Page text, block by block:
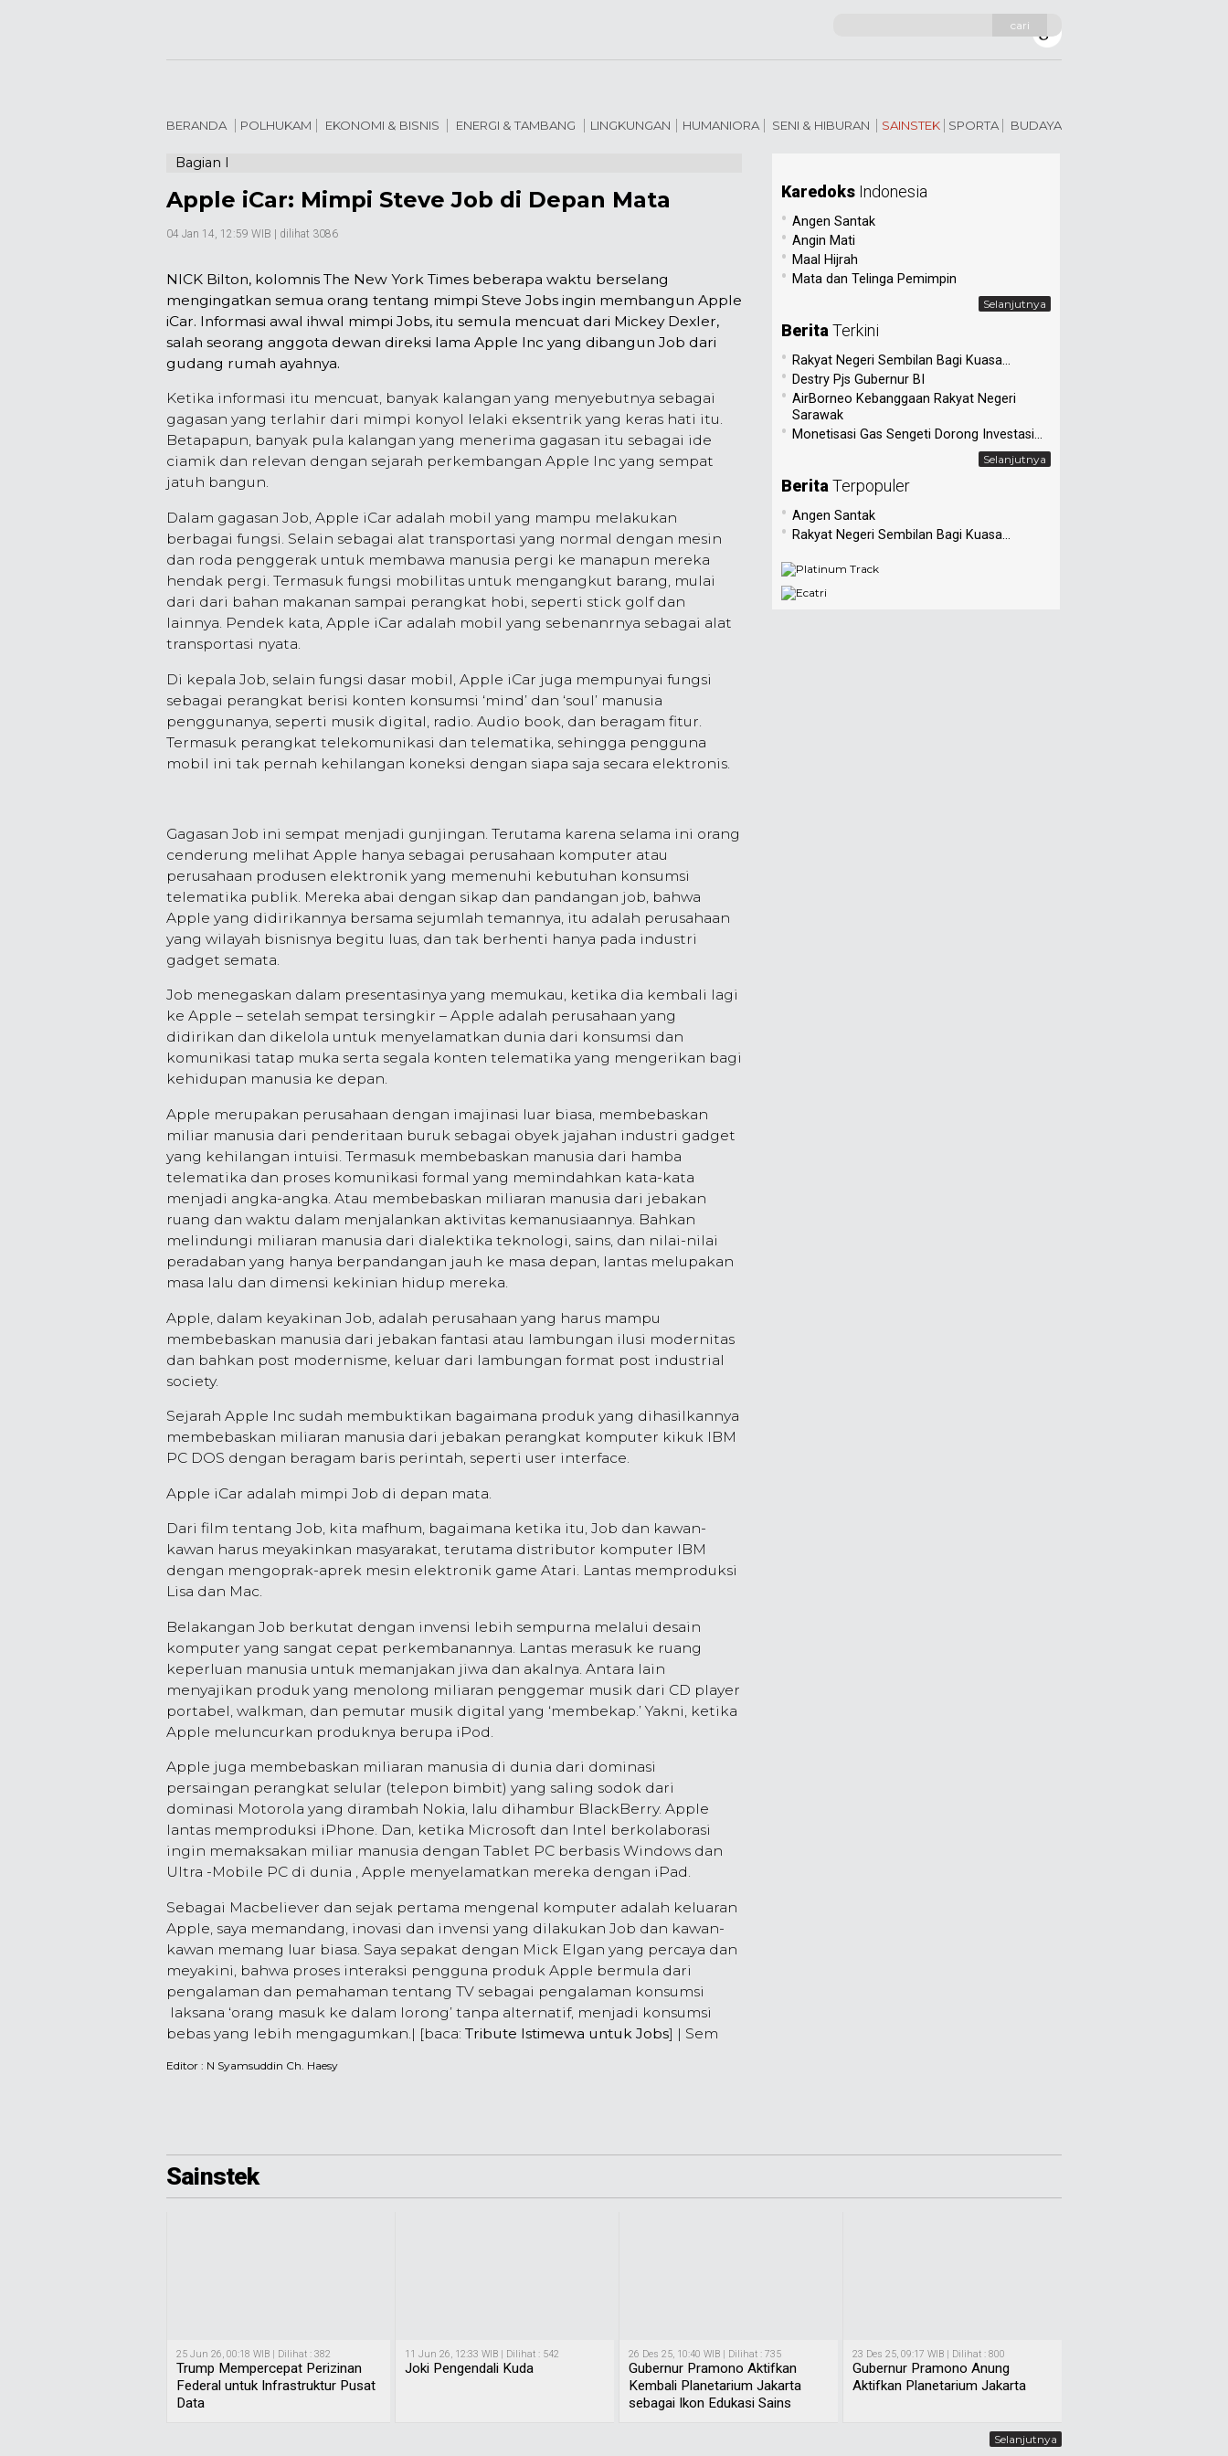
cari
BERANDA POLHUKAM EKONOMI & BISNIS ENERGI & TAMBANG LINGKUNGAN HUMANIORA SENI & HIBURAN SAINSTEK SPORTA BUDAYA
Bagian I
Apple iCar: Mimpi Steve Job di Depan Mata
04 Jan 14, 12:59 WIB | dilihat 3086
NICK Bilton, kolomnis The New York Times beberapa waktu berselang
mengingatkan semua orang tentang mimpi Steve Jobs ingin membangun Apple
iCar. Informasi awal ihwal mimpi Jobs, itu semula mencuat dari Mickey Dexler,
salah seorang anggota dewan direksi lama Apple Inc yang dibangun Job dari
gudang rumah ayahnya.
Ketika informasi itu mencuat, banyak kalangan yang menyebutnya sebagai
gagasan yang terlahir dari mimpi konyol lelaki eksentrik yang keras hati itu.
Betapapun, banyak pula kalangan yang menerima gagasan itu sebagai ide
ciamik dan relevan dengan sejarah perkembangan Apple Inc yang sempat
jatuh bangun.
Dalam gagasan Job, Apple iCar adalah mobil yang mampu melakukan
berbagai fungsi. Selain sebagai alat transportasi yang normal dengan mesin
dan roda penggerak untuk membawa manusia pergi ke manapun mereka
hendak pergi. Termasuk fungsi mobilitas untuk mengangkut barang, mulai
dari dari bahan makanan sampai perangkat hobi, seperti stick golf dan
lainnya. Pendek kata, Apple iCar adalah mobil yang sebenanrnya sebagai alat
transportasi nyata.
Di kepala Job, selain fungsi dasar mobil, Apple iCar juga mempunyai fungsi
sebagai perangkat berisi konten konsumsi ‘mind’ dan ‘soul’ manusia
penggunanya, seperti musik digital, radio. Audio book, dan beragam fitur.
Termasuk perangkat telekomunikasi dan telematika, sehingga pengguna
mobil ini tak pernah kehilangan koneksi dengan siapa saja secara elektronis.
Gagasan Job ini sempat menjadi gunjingan. Terutama karena selama ini orang
cenderung melihat Apple hanya sebagai perusahaan komputer atau
perusahaan produsen elektronik yang memenuhi kebutuhan konsumsi
telematika publik. Mereka abai dengan sikap dan pandangan job, bahwa
Apple yang didirikannya bersama sejumlah temannya, itu adalah perusahaan
yang wilayah bisnisnya begitu luas, dan tak berhenti hanya pada industri
gadget semata.
Job menegaskan dalam presentasinya yang memukau, ketika dia kembali lagi
ke Apple – setelah sempat tersingkir – Apple adalah perusahaan yang
didirikan dan dikelola untuk menyelamatkan dunia dari konsumsi dan
komunikasi tatap muka serta segala konten telematika yang mengerikan bagi
kehidupan manusia ke depan.
Apple merupakan perusahaan dengan imajinasi luar biasa, membebaskan
miliar manusia dari penderitaan buruk sebagai obyek jajahan industri gadget
yang kehilangan intuisi. Termasuk membebaskan manusia dari hamba
telematika dan proses komunikasi formal yang memindahkan kata-kata
menjadi angka-angka. Atau membebaskan miliaran manusia dari jebakan
ruang dan waktu dalam menjalankan aktivitas kemanusiaannya. Bahkan
melindungi miliaran manusia dari dialektika teknologi, sains, dan nilai-nilai
peradaban yang hanya berpandangan jauh ke masa depan, lantas melupakan
masa lalu dan dimensi kekinian hidup mereka.
Apple, dalam keyakinan Job, adalah perusahaan yang harus mampu
membebaskan manusia dari jebakan fantasi atau lambungan ilusi modernitas
dan bahkan post modernisme, keluar dari lambungan format post industrial
society.
Sejarah Apple Inc sudah membuktikan bagaimana produk yang dihasilkannya
membebaskan miliaran manusia dari jebakan perangkat komputer kikuk IBM
PC DOS dengan beragam baris perintah, seperti user interface.
Apple iCar adalah mimpi Job di depan mata.
Dari film tentang Job, kita mafhum, bagaimana ketika itu, Job dan kawan-
kawan harus meyakinkan masyarakat, terutama distributor komputer IBM
dengan mengoprak-aprek mesin elektronik game Atari. Lantas memproduksi
Lisa dan Mac.
Belakangan Job berkutat dengan invensi lebih sempurna melalui desain
komputer yang sangat cepat perkembanannya. Lantas merasuk ke ruang
keperluan manusia untuk memanjakan jiwa dan akalnya. Antara lain
menyajikan produk yang menolong miliaran penggemar musik dari CD player
portabel, walkman, dan pemutar musik digital yang ‘membekap.’ Yakni, ketika
Apple meluncurkan produknya berupa iPod.
Apple juga membebaskan miliaran manusia di dunia dari dominasi
persaingan perangkat selular (telepon bimbit) yang saling sodok dari
dominasi Motorola yang dirambah Nokia, lalu dihambur BlackBerry. Apple
lantas memproduksi iPhone. Dan, ketika Microsoft dan Intel berkolaborasi
ingin memaksakan miliar manusia dengan Tablet PC berbasis Windows dan
Ultra -Mobile PC di dunia , Apple menyelamatkan mereka dengan iPad.
Sebagai Macbeliever dan sejak pertama mengenal komputer adalah keluaran
Apple, saya memandang, inovasi dan invensi yang dilakukan Job dan kawan-
kawan memang luar biasa. Saya sepakat dengan Mick Elgan yang percaya dan
meyakini, bahwa proses interaksi pengguna produk Apple bermula dari
pengalaman dan pemahaman tentang TV sebagai pengalaman konsumsi
laksana ‘orang masuk ke dalam lorong’ tanpa alternatif, menjadi konsumsi
bebas yang lebih mengagumkan.| [baca: Tribute Istimewa untuk Jobs] | Sem
Editor : N Syamsuddin Ch. Haesy
Karedoks Indonesia
• Angen Santak
• Angin Mati
• Maal Hijrah
• Mata dan Telinga Pemimpin
Selanjutnya
Berita Terkini
• Rakyat Negeri Sembilan Bagi Kuasa...
• Destry Pjs Gubernur BI
• AirBorneo Kebanggaan Rakyat Negeri
Sarawak
• Monetisasi Gas Sengeti Dorong Investasi...
Selanjutnya
Berita Terpopuler
• Angen Santak
• Rakyat Negeri Sembilan Bagi Kuasa...
Sainstek
25 Jun 26, 00:18 WIB | Dilihat : 382
Trump Mempercepat Perizinan
Federal untuk Infrastruktur Pusat
Data
11 Jun 26, 12:33 WIB | Dilihat : 542
Joki Pengendali Kuda
26 Des 25, 10:40 WIB | Dilihat : 735
Gubernur Pramono Aktifkan
Kembali Planetarium Jakarta
sebagai Ikon Edukasi Sains
23 Des 25, 09:17 WIB | Dilihat : 800
Gubernur Pramono Anung
Aktifkan Planetarium Jakarta
Selanjutnya